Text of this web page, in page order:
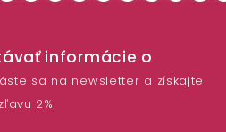
informácie o
sa na newsletter a získajte
zľavu 2%